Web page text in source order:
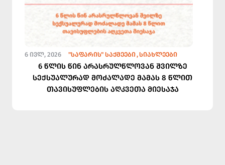
6 ᲘᲕᲚ, 2026 "ᲡᲐᲤᲐᲠᲘᲡ" ᲡᲐᲥᲛᲔᲔᲑᲘ ᲡᲘᲐᲮᲚᲔᲔᲑᲘ
6 წლის წინ არასრულწლოვან შვილზე
სექსუალურად მოძალადე მამას 8 წლით
თავისუფლების აღკვეთა მიესაჯა